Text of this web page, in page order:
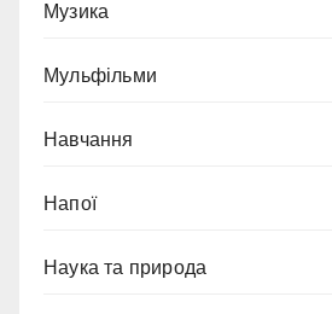
Музика
Мульфільми
Навчання
Напої
Наука та природа